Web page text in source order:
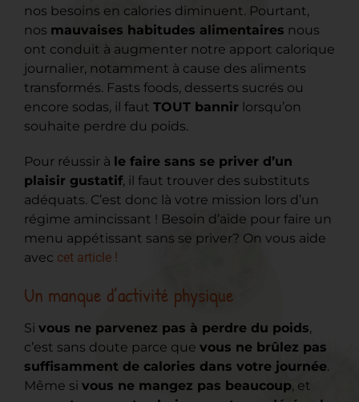
nos besoins en calories diminuent. Pourtant,
nos mauvaises habitudes alimentaires nous
ont conduit à augmenter notre apport calorique
journalier, notamment à cause des aliments
transformés. Fasts foods, desserts sucrés ou
encore sodas, il faut TOUT bannir lorsqu’on
souhaite perdre du poids.
Pour réussir à le faire sans se priver d’un
plaisir gustatif, il faut trouver des substituts
adéquats. C’est donc là votre mission lors d’un
régime amincissant ! Besoin d’aide pour faire un
menu appétissant sans se priver? On vous aide
avec cet article !
Un manque d’activité physique
Si vous ne parvenez pas à perdre du poids,
c’est sans doute parce que vous ne brûlez pas
suffisamment de calories dans votre journée.
Même si vous ne mangez pas beaucoup, et